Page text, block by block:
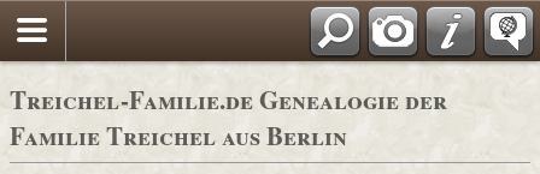
Adressbücher
Treichel-Familie.de Genealogie der
Familie Treichel aus Berlin